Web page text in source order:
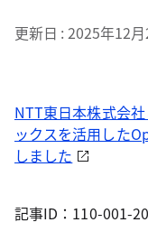
更新日 2025年12
NTT東日本株式会
ックスを活用した
しました
記事ID：110-001-